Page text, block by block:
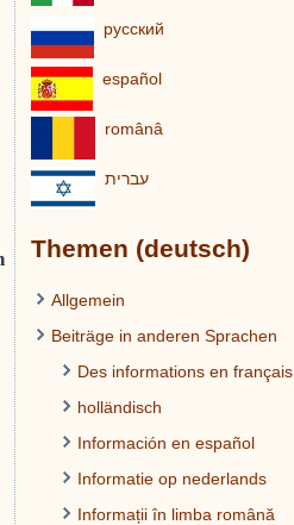
pусский
español
românâ
עברית
Themen (deutsch)
Allgemein
Beiträge in anderen Sprachen
Des informations en français
holländisch
Información en español
Informatie op nederlands
Informații în limba română